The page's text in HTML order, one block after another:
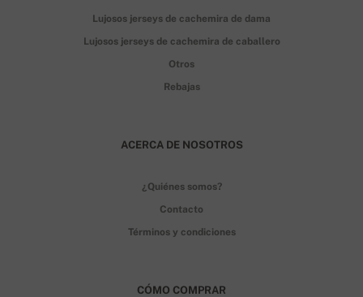
Lujosos jerseys de cachemira de dama
Lujosos jerseys de cachemira de caballero
Otros
Rebajas
ACERCA DE NOSOTROS
¿Quiénes somos?
Contacto
Términos y condiciones
CÓMO COMPRAR